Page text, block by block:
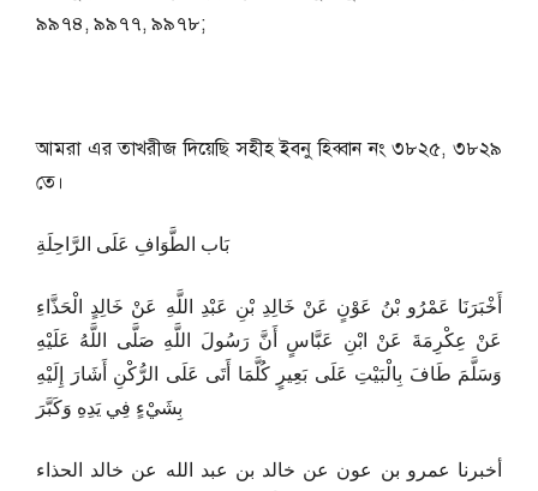
৯৯৭৪, ৯৯৭৭, ৯৯৭৮;
আমরা এর তাখরীজ দিয়েছি সহীহ ইবনু হিব্বান নং ৩৮২৫, ৩৮২৯
তে।
بَاب الطَّوَافِ عَلَى الرَّاحِلَةِ
أَخْبَرَنَا عَمْرُو بْنُ عَوْنٍ عَنْ خَالِدِ بْنِ عَبْدِ اللَّهِ عَنْ خَالِدٍ الْحَذَّاءِ
عَنْ عِكْرِمَةَ عَنْ ابْنِ عَبَّاسٍ أَنَّ رَسُولَ اللَّهِ صَلَّى اللَّهُ عَلَيْهِ
وَسَلَّمَ طَافَ بِالْبَيْتِ عَلَى بَعِيرٍ كُلَّمَا أَتَى عَلَى الرُّكْنِ أَشَارَ إِلَيْهِ
بِشَيْءٍ فِي يَدِهِ وَكَبَّرَ
أخبرنا عمرو بن عون عن خالد بن عبد الله عن خالد الحذاء